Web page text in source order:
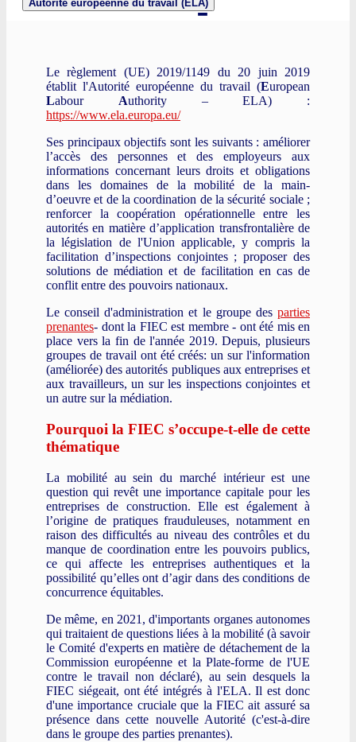
Autorité européenne du travail (ELA)
Le règlement (UE) 2019/1149 du 20 juin 2019
établit l'Autorité européenne du travail (European
Labour Authority – ELA) :
https://www.ela.europa.eu/
Ses principaux objectifs sont les suivants : améliorer
l’accès des personnes et des employeurs aux
informations concernant leurs droits et obligations
dans les domaines de la mobilité de la main-
d’oeuvre et de la coordination de la sécurité sociale ;
renforcer la coopération opérationnelle entre les
autorités en matière d’application transfrontalière de
la législation de l'Union applicable, y compris la
facilitation d’inspections conjointes ; proposer des
solutions de médiation et de facilitation en cas de
conflit entre des pouvoirs nationaux.
Le conseil d'administration et le groupe des parties
prenantes- dont la FIEC est membre - ont été mis en
place vers la fin de l'année 2019. Depuis, plusieurs
groupes de travail ont été créés: un sur l'information
(améliorée) des autorités publiques aux entreprises et
aux travailleurs, un sur les inspections conjointes et
un autre sur la médiation.
Pourquoi la FIEC s’occupe-t-elle de cette
thématique
La mobilité au sein du marché intérieur est une
question qui revêt une importance capitale pour les
entreprises de construction. Elle est également à
l’origine de pratiques frauduleuses, notamment en
raison des difficultés au niveau des contrôles et du
manque de coordination entre les pouvoirs publics,
ce qui affecte les entreprises authentiques et la
possibilité qu’elles ont d’agir dans des conditions de
concurrence équitables.
De même, en 2021, d'importants organes autonomes
qui traitaient de questions liées à la mobilité (à savoir
le Comité d'experts en matière de détachement de la
Commission européenne et la Plate-forme de l'UE
contre le travail non déclaré), au sein desquels la
FIEC siégeait, ont été intégrés à l'ELA. Il est donc
d'une importance cruciale que la FIEC ait assuré sa
présence dans cette nouvelle Autorité (c'est-à-dire
dans le groupe des parties prenantes).